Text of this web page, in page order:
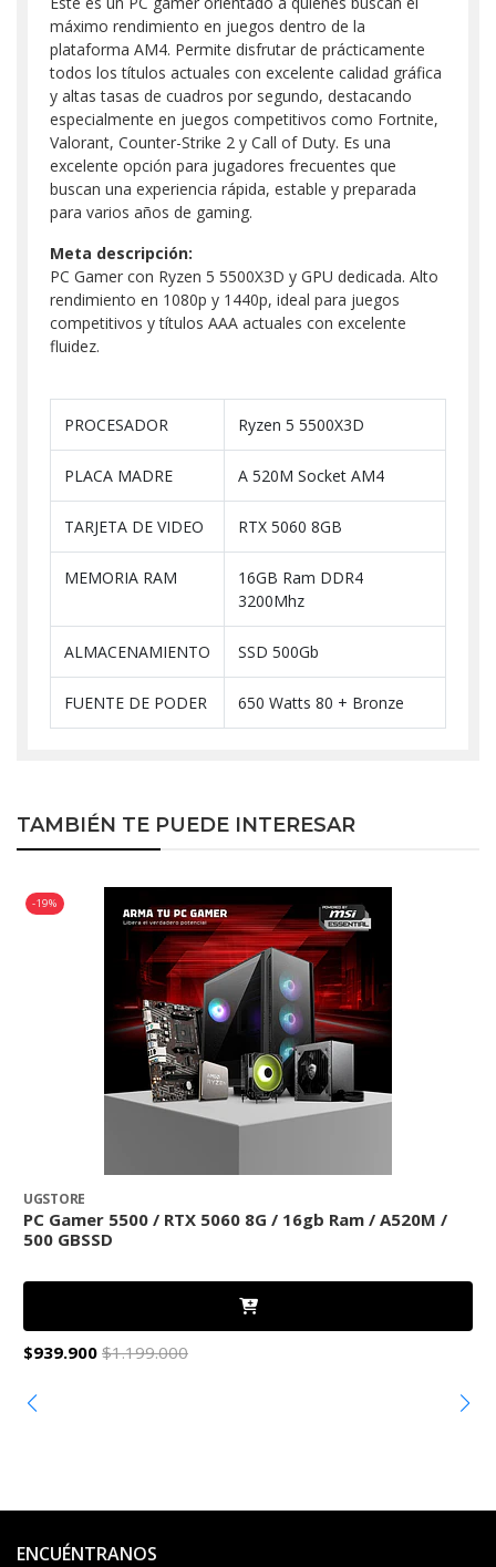
máximo rendimiento en juegos dentro de la
plataforma AM4. Permite disfrutar de prácticamente
todos los títulos actuales con excelente calidad gráfica
y altas tasas de cuadros por segundo, destacando
especialmente en juegos competitivos como Fortnite,
Valorant, Counter-Strike 2 y Call of Duty. Es una
excelente opción para jugadores frecuentes que
buscan una experiencia rápida, estable y preparada
para varios años de gaming.
Meta descripción:
PC Gamer con Ryzen 5 5500X3D y GPU dedicada. Alto
rendimiento en 1080p y 1440p, ideal para juegos
competitivos y títulos AAA actuales con excelente
fluidez.
PROCESADOR Ryzen 5 5500X3D
PLACA MADRE A 520M Socket AM4
TARJETA DE VIDEO RTX 5060 8GB
MEMORIA RAM
16GB Ram DDR4
3200Mhz
ALMACENAMIENTO SSD 500Gb
FUENTE DE PODER 650 Watts 80 + Bronze
TAMBIÉN TE PUEDE INTERESAR
-19%
UGSTORE
PC Gamer 5500 / RTX 5060 8G / 16gb Ram / A520M /
500 GBSSD
$939.900 $1.199.000
ENCUÉNTRANOS